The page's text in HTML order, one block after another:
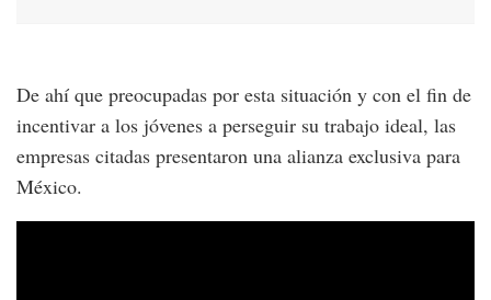
De ahí que preocupadas por esta situación y con el fin de
incentivar a los jóvenes a perseguir su trabajo ideal, las
empresas citadas presentaron una alianza exclusiva para
México.